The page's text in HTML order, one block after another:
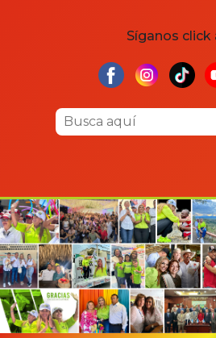
Síganos click